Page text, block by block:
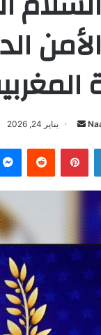
س
ب
ي
د
ل
يناير 24, 2026
لينكدإن بينتيريست